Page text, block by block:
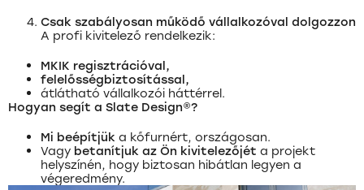
Csak szabályosan működő vállalkozóval dolgozzon
A profi kivitelező rendelkezik:
MKIK regisztrációval,
felelősségbiztosítással,
átlátható vállalkozói háttérrel.
Hogyan segít a Slate Design®?
Mi beépítjük a kőfurnért, országosan.
Vagy betanítjuk az Ön kivitelezőjét a projekt
helyszínén, hogy biztosan hibátlan legyen a
végeredmény.